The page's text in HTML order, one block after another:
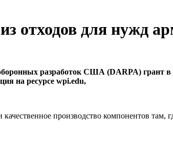
отходов для нужд
разработок США (DARPA) грант
на ресурсе wpi.edu,
производство компонентов там,